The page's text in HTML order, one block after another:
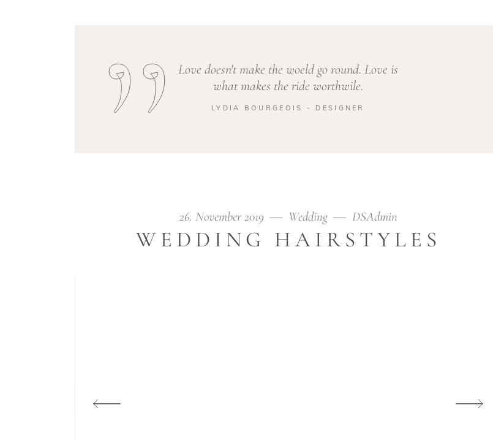
Love doesn't make the woeld go round. Love is
what makes the ride worthwile.
LYDIA BOURGEOIS - DESIGNER
26. November 2019 Wedding DSAdmin
WEDDING HAIRSTYLES